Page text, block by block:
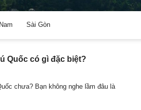
Sài Gòn
Quốc có gì đặc biệt?
chưa? Bạn không nghe lầm đâu là